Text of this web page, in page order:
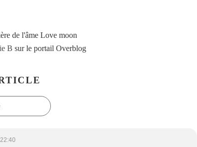
de l'âme Love moon
B sur le portail Overblog